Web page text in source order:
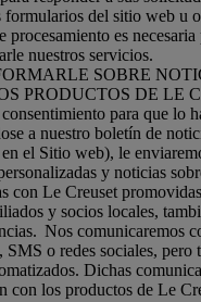
formularios del sitio web u
procesamiento es
nuestros servicios.
SOBRE
PRODUCTOS DE LE
para que lo
a nuestro boletín de
el Sitio web), le
y noticias
con Le Creuset
y socios locales,
Nos comunicaremos
SMS o redes sociales, pero
Dichas
con los productos de Le